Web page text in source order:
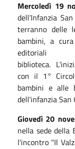
Mercoledì 19
dell’Infanzia
terranno delle
bambini, a
biblioteca.
con il 1°
bambini e alle
dell'infanzia San
Giovedì 20
nella sede della
l'incontro "Il